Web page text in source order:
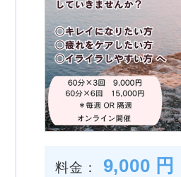
料金： 9,000 円